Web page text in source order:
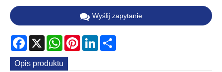
Wyślij zapytanie
Facebook
X WhatsApp
PinterestLinkedIn
Opis produktu